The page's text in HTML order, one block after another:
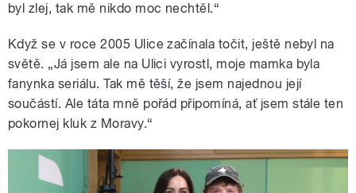
byl zlej, tak mě nikdo moc nechtěl.“
Když se v roce 2005 Ulice začínala točit, ještě nebyl na
světě. „Já jsem ale na Ulici vyrostl, moje mamka byla
fanynka seriálu. Tak mě těší, že jsem najednou její
součástí. Ale táta mně pořád připomíná, ať jsem stále ten
pokornej kluk z Moravy.“